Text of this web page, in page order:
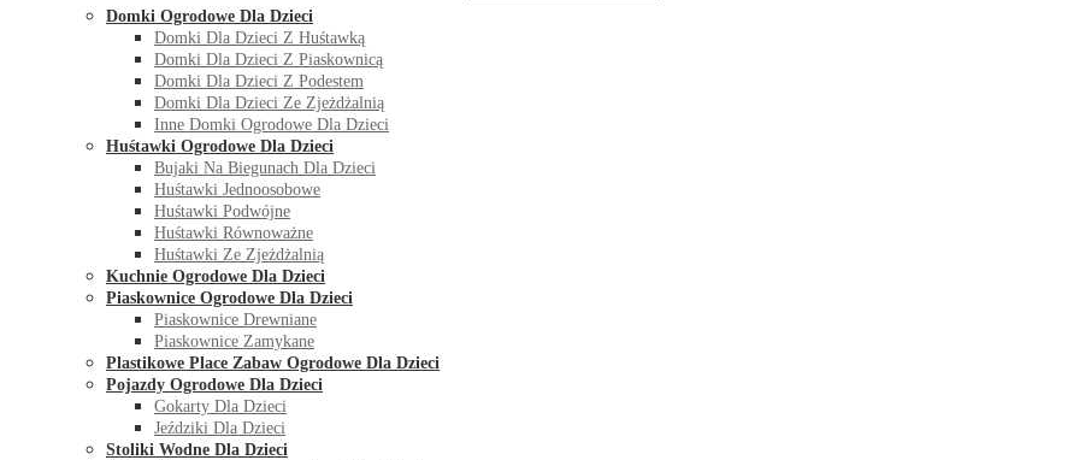
Domki Ogrodowe Dla Dzieci
Domki Dla Dzieci Z Huśtawką
Domki Dla Dzieci Z Piaskownicą
Domki Dla Dzieci Z Podestem
Domki Dla Dzieci Ze Zjeżdżalnią
Inne Domki Ogrodowe Dla Dzieci
Huśtawki Ogrodowe Dla Dzieci
Bujaki Na Biegunach Dla Dzieci
Huśtawki Jednoosobowe
Huśtawki Podwójne
Huśtawki Równoważne
Huśtawki Ze Zjeżdżalnią
Kuchnie Ogrodowe Dla Dzieci
Piaskownice Ogrodowe Dla Dzieci
Piaskownice Drewniane
Piaskownice Zamykane
Plastikowe Place Zabaw Ogrodowe Dla Dzieci
Pojazdy Ogrodowe Dla Dzieci
Gokarty Dla Dzieci
Jeździki Dla Dzieci
Stoliki Wodne Dla Dzieci